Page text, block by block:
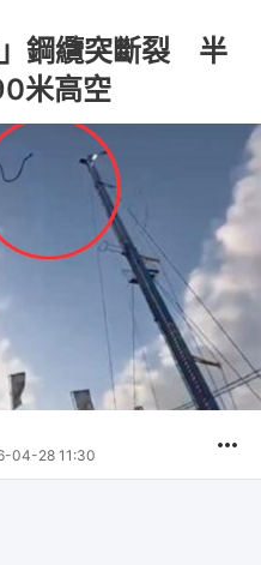
鋼纜突斷裂 半
米高空
04-28 11:30